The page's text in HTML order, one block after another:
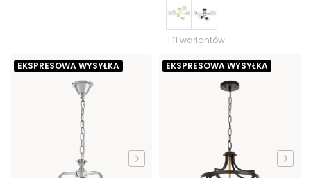
+11 wariantów
EKSPRESOWA WYSYŁKA EKSPRESOWA WYSYŁKA